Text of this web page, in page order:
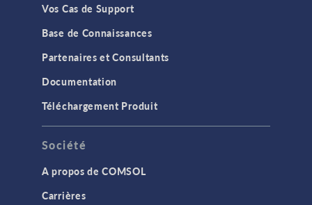
Vos Cas de Support
Base de Connaissances
Partenaires et Consultants
Documentation
Téléchargement Produit
Société
A propos de COMSOL
Carrières